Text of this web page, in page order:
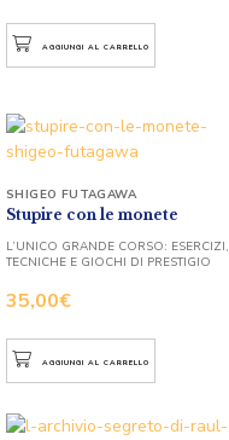
AGGIUNGI AL CARRELLO
Stupire con le monete
35,00€
SHIGEO FUTAGAWA
L’UNICO GRANDE CORSO: ESERCIZI,
TECNICHE E GIOCHI DI PRESTIGIO
AGGIUNGI AL CARRELLO